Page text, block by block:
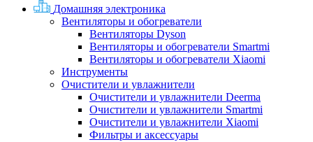
Домашняя электроника
Вентиляторы и обогреватели
Вентиляторы Dyson
Вентиляторы и обогреватели Smartmi
Вентиляторы и обогреватели Xiaomi
Инструменты
Очистители и увлажнители
Очистители и увлажнители Deerma
Очистители и увлажнители Smartmi
Очистители и увлажнители Xiaomi
Фильтры и аксессуары